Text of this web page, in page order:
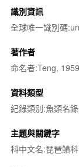
識別資訊
全球唯一識別碼
著作者
命名者:Teng, 1959
資料類型
紀錄類別:魚類名錄
主題與關鍵字
科中文名:琵琶鱝科